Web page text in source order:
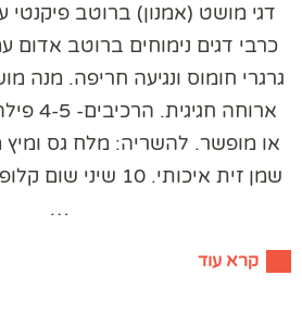
דגי מושט (אמנון) ברוטב
כרבי דגים נימוחים ברוטב
גרגרי חומוס ונגיעה חריפה. מנה
ארוחה
או מופשר. להשריה: מלח גס ומיץ
שמן זית איכותי. 10
…
קרא עוד